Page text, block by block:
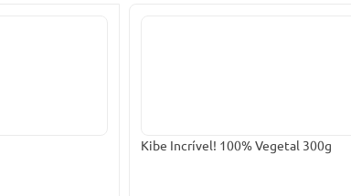
Kibe Incrível! 100% Vegetal 300g